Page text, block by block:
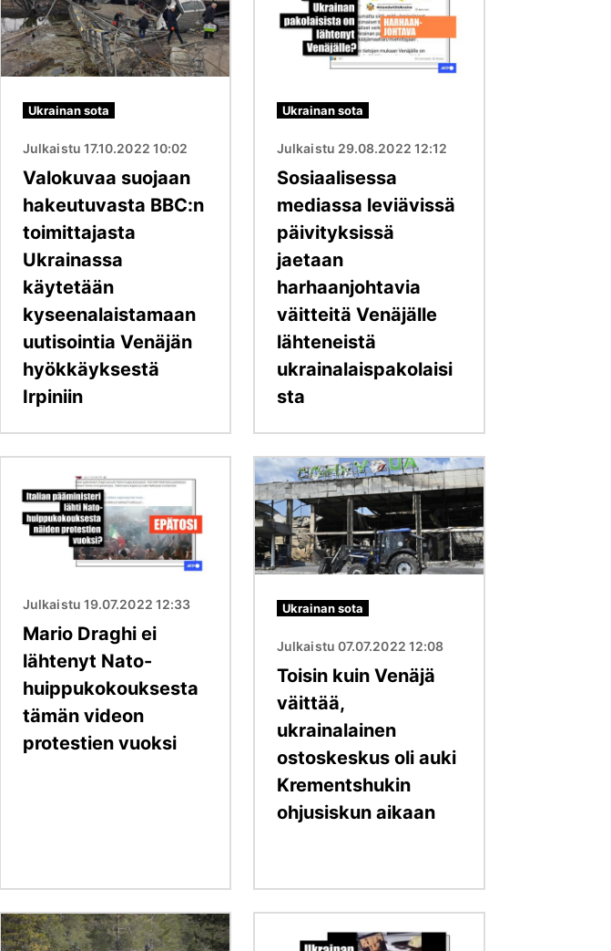
Ukrainan sota
Julkaistu 17.10.2022 10:02
Valokuvaa suojaan
hakeutuvasta BBC:n
toimittajasta
Ukrainassa
käytetään
kyseenalaistamaan
uutisointia Venäjän
hyökkäyksestä
Irpiniin
Ukrainan sota
Julkaistu 29.08.2022 12:12
Sosiaalisessa
mediassa leviävissä
päivityksissä
jaetaan
harhaanjohtavia
väitteitä Venäjälle
lähteneistä
ukrainalaispakolaisi
sta
Julkaistu 19.07.2022 12:33
Mario Draghi ei
lähtenyt Nato-
huippukokouksesta
tämän videon
protestien vuoksi
Kuva
Ukrainan sota
Julkaistu 07.07.2022 12:08
Toisin kuin Venäjä
väittää,
ukrainalainen
ostoskeskus oli auki
Krementshukin
ohjusiskun aikaan
Kuva